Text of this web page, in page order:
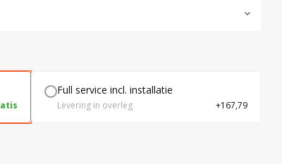
Full service incl. installatie
Levering in overleg +167,79